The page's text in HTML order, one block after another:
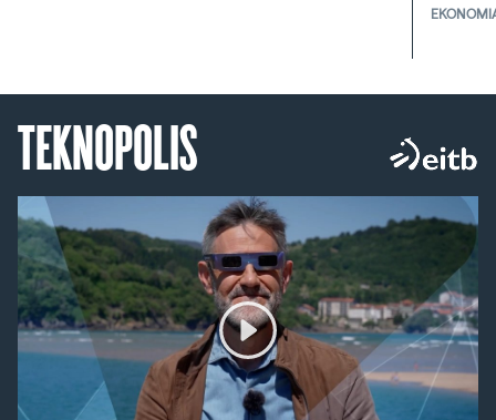
TEKNOPOLIS